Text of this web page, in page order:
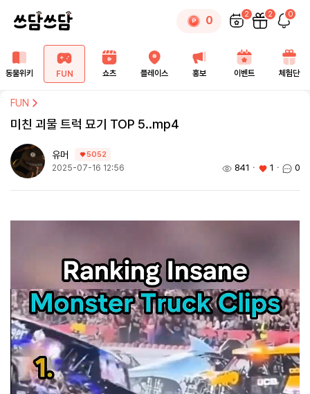
0 2 2 0
동물위키 FUN 쇼츠 플레이스 홍보 이벤트 체험단
FUN
미친 괴물 트럭 묘기 TOP 5..mp4
유머 5052
2025-07-16 12:56 841 ㆍ 1 ㆍ 0